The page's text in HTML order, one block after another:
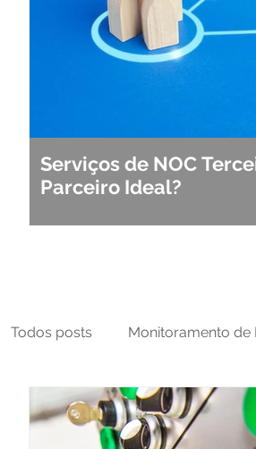
Serviços de NOC
Parceiro Ideal?
Todos posts Monitoramento de
MFT NOC Tecnologia